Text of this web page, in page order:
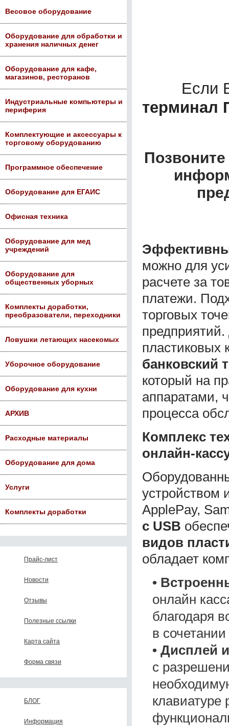
Весовое оборудование
Оборудование для обработки и
хранения наличных денег
Оборудование для кафе,
магазинов, ресторанов
Индустриальные компьютеры и
периферия
Комплектующие и аксессуары к
торговому оборудованию
Программное обеспечение
Оборудование для ЕГАИС
Офисная техника
Оборудование для мед
учреждений
Оборудование для
общественных уборных
Комплекты доработки,
преобразователи, переходники
Ловушки летающих насекомых
Уборочное оборудование
Оборудование для кухни
АРХИВ
Расходные материалы
Оборудование для дома
Услуги
Комплекты доработки
Прайс-лист
Новости
Отзывы
Полезные ссылки
Карта сайта
Форма связи
БЛОГ
Информация
Если
терминал
можно для
расчете за
платежи.
торговых
пластиковых
банковский
который на
аппаратами,
процесса
Комплекс
онлайн-
ApplePay,
с USB
видов
обладает
•
онлайн
благодаря
в
• Дисплей
с